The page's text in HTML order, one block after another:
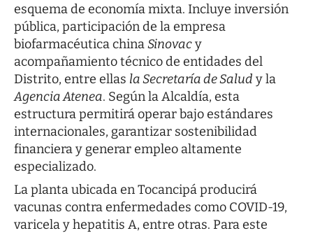
esquema de economía mixta. Incluye inversión
pública, participación de la empresa
biofarmacéutica chinaSinovacy
acompañamiento técnico de entidades del
Distrito, entre ellas la Secretaría de Salud y la
Agencia Atenea. Según la Alcaldía, esta
estructura permitirá operar bajo estándares
internacionales, garantizar sostenibilidad
financiera y generar empleo altamente
especializado.
La planta ubicada en Tocancipá producirá
vacunas contra enfermedades como COVID-19,
varicela y hepatitis A, entre otras. Para este